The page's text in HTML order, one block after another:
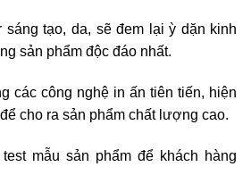
tạo, da, sẽ đem lại ỳ dặn kinh
sản phẩm độc đáo nhất.
các công nghệ in ấn tiên tiến, hiện
cho ra sản phẩm chất lượng cao.
mẫu sản phẩm để khách hàng